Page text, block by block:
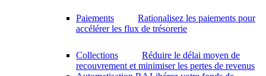
Paiements
Rationalisez les paiements pour
accélérer les flux de trésorerie
Collections
Réduire le délai moyen de
recouvrement et minimiser les pertes de revenus